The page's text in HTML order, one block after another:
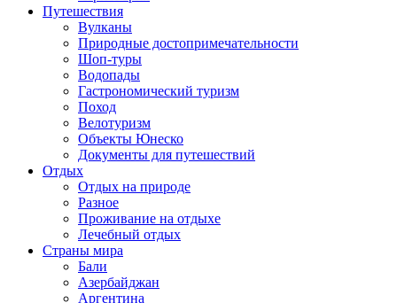
Путешествия
Вулканы
Природные достопримечательности
Шоп-туры
Водопады
Гастрономический туризм
Поход
Велотуризм
Объекты Юнеско
Документы для путешествий
Отдых
Отдых на природе
Разное
Проживание на отдыхе
Лечебный отдых
Страны мира
Бали
Азербайджан
Аргентина